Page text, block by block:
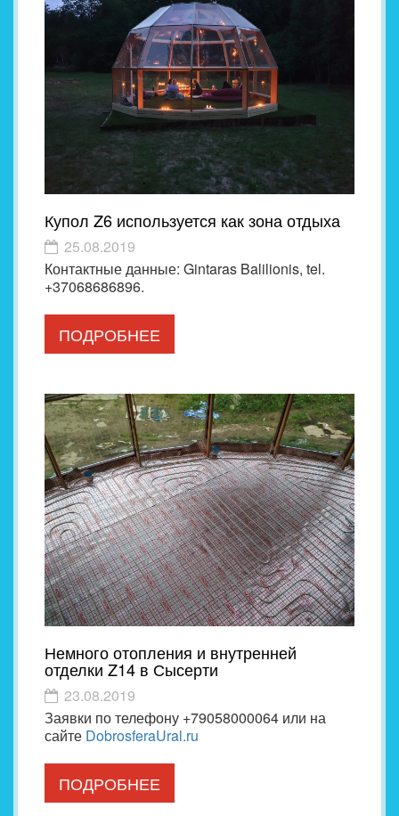
Купол Z6 используется как зона отдыха
25.08.2019
Контактные данные: Gintaras Balilionis, tel.
+37068686896.
ПОДРОБНЕЕ
Немного отопления и внутренней
отделки Z14 в Сысерти
23.08.2019
Заявки по телефону +79058000064 или на
сайте DobrosferaUral.ru
ПОДРОБНЕЕ